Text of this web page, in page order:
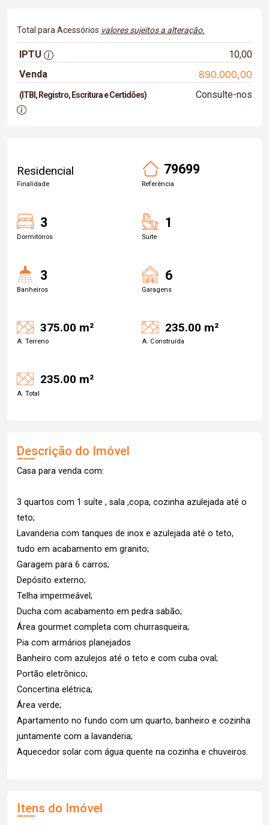
Total para Acessórios valores sujeitos a alteração.
IPTU
10,00
Venda
890.000,00
(ITBI, Registro, Escritura e Certidões) Consulte-nos
Residencial
Finalidade
79699
Referência
3
Dormitórios
1
Suite
3
Banheiros
6
Garagens
375.00 m²
A. Terreno
235.00 m²
A. Construída
235.00 m²
A. Total
Descrição do Imóvel
Casa para venda com:
3 quartos com 1 suíte , sala ,copa, cozinha azulejada até o
teto;
Lavanderia com tanques de inox e azulejada até o teto,
tudo em acabamento em granito;
Garagem para 6 carros;
Depósito externo;
Telha impermeável;
Ducha com acabamento em pedra sabão;
Área gourmet completa com churrasqueira;
Pia com armários planejados
Banheiro com azulejos até o teto e com cuba oval;
Portão eletrônico;
Concertina elétrica;
Área verde;
Apartamento no fundo com um quarto, banheiro e cozinha
juntamente com a lavanderia;
Aquecedor solar com água quente na cozinha e chuveiros.
Itens do Imóvel